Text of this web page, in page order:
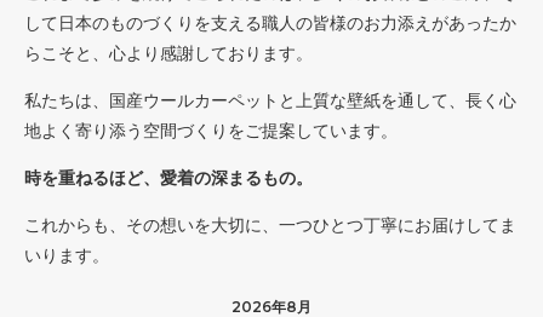
して日本のものづくりを支える職人の皆様のお力添えがあったか
らこそと、心より感謝しております。
私たちは、国産ウールカーペットと上質な壁紙を通して、長く心
地よく寄り添う空間づくりをご提案しています。
時を重ねるほど、愛着の深まるもの。
これからも、その想いを大切に、一つひとつ丁寧にお届けしてま
いります。
2026年8月